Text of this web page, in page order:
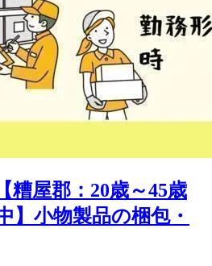
糟屋郡：20歳～45歳
】小物製品の梱包・